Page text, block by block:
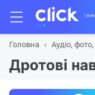
Головна Аудіо, фото,
Дротові